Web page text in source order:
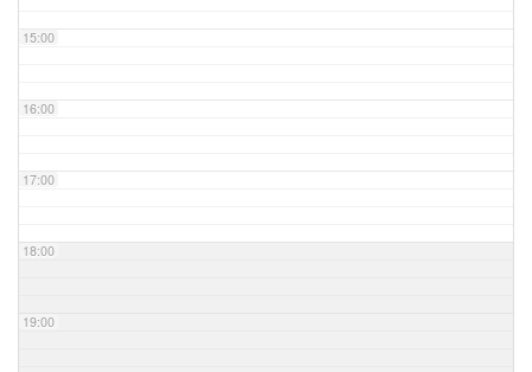
15:00
16:00
17:00
18:00
19:00